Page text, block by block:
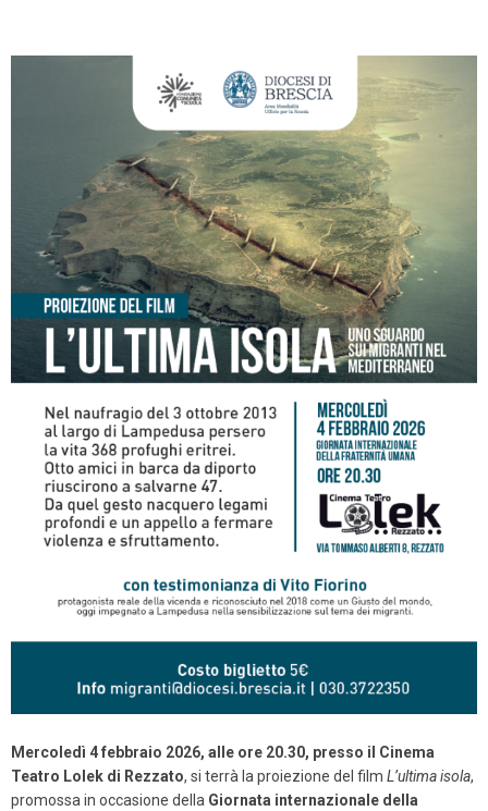
Mercoledì 4 febbraio 2026, alle ore 20.30, presso il Cinema
Teatro Lolek di Rezzato, si terrà la proiezione del film L’ultima isola,
promossa in occasione della Giornata internazionale della